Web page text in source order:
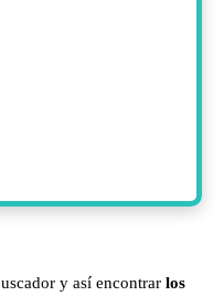
y así encontrar los